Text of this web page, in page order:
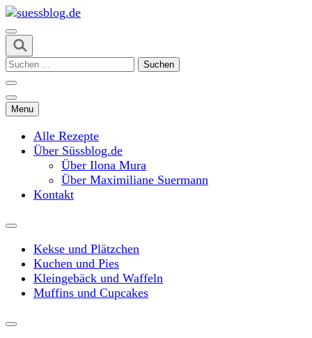
Skip
to
content
(Press
Enter)
suessblog.de
Suchen
Menu
Alle Rezepte
Über Süssblog.de
Über Ilona Mura
Über Maximiliane Suermann
Kontakt
Kekse und Plätzchen
Kuchen und Pies
Kleingebäck und Waffeln
Muffins und Cupcakes